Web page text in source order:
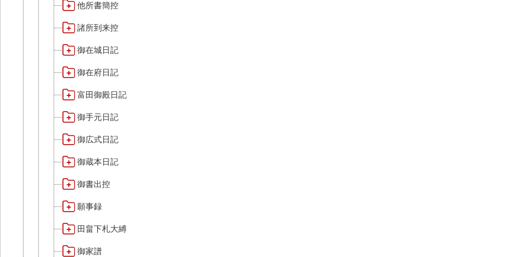
他所書簡控
諸所到来控
御在城日記
御在府日記
富田御殿日記
御手元日記
御広式日記
御蔵本日記
御書出控
願事録
田畠下札大縛
御家譜